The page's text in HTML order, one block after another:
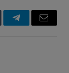
TelegramEmail